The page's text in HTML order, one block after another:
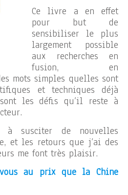
Ce livre a en effet
pour but de
sensibiliser le plus
largement possible
aux recherches en
fusion, en
mots simples quelles sont
et techniques déjà
les défis qu’il reste à
susciter de nouvelles
et les retours que j’ai des
me font très plaisir.
vous au prix que la Chine